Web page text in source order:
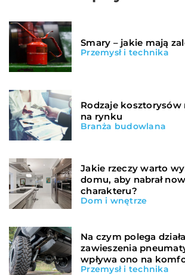
Smary – jakie mają
Przemysł i technika
Rodzaje kosztorysów
na rynku
Branża budowlana
Jakie rzeczy warto
domu, aby nabrał
charakteru?
Dom i wnętrze
Na czym polega
zawieszenia
wpływa ono na
Przemysł i technika